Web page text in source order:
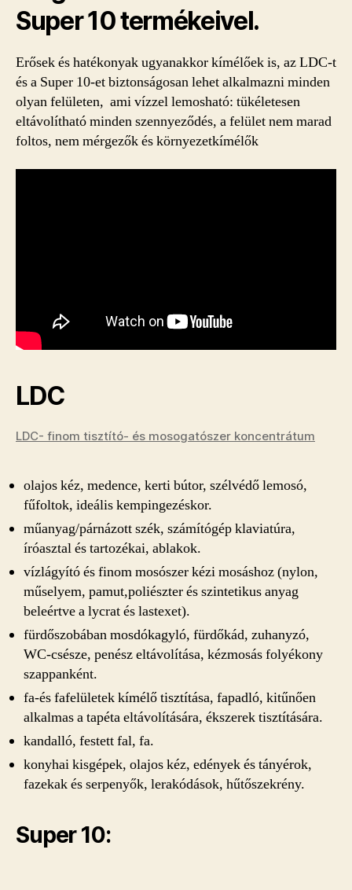
Super 10 termékeivel.
Erősek és hatékonyak ugyanakkor kímélőek is, az LDC-t
és a Super 10-et biztonságosan lehet alkalmazni minden
olyan felületen, ami vízzel lemosható: tükéletesen
eltávolítható minden szennyeződés, a felület nem marad
foltos, nem mérgezők és környezetkímélők
LDC
LDC- finom tisztító- és mosogatószer koncentrátum
olajos kéz, medence, kerti bútor, szélvédő lemosó,
fűfoltok, ideális kempingezéskor.
műanyag/párnázott szék, számítógép klaviatúra,
íróasztal és tartozékai, ablakok.
vízlágyító és finom mosószer kézi mosáshoz (nylon,
műselyem, pamut,poliészter és szintetikus anyag
beleértve a lycrat és lastexet).
fürdőszobában mosdókagyló, fürdőkád, zuhanyzó,
WC-csésze, penész eltávolítása, kézmosás folyékony
szappanként.
fa-és fafelületek kímélő tisztítása, fapadló, kitűnően
alkalmas a tapéta eltávolítására, ékszerek tisztítására.
kandalló, festett fal, fa.
konyhai kisgépek, olajos kéz, edények és tányérok,
fazekak és serpenyők, lerakódások, hűtőszekrény.
Super 10: